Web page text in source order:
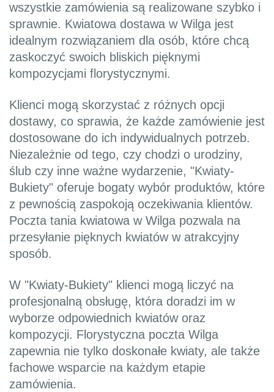
wszystkie zamówienia są realizowane szybko i
sprawnie. Kwiatowa dostawa w Wilga jest
idealnym rozwiązaniem dla osób, które chcą
zaskoczyć swoich bliskich pięknymi
kompozycjami florystycznymi.
Klienci mogą skorzystać z różnych opcji
dostawy, co sprawia, że każde zamówienie jest
dostosowane do ich indywidualnych potrzeb.
Niezależnie od tego, czy chodzi o urodziny,
ślub czy inne ważne wydarzenie, "Kwiaty-
Bukiety" oferuje bogaty wybór produktów, które
z pewnością zaspokoją oczekiwania klientów.
Poczta tania kwiatowa w Wilga pozwala na
przesyłanie pięknych kwiatów w atrakcyjny
sposób.
W "Kwiaty-Bukiety" klienci mogą liczyć na
profesjonalną obsługę, która doradzi im w
wyborze odpowiednich kwiatów oraz
kompozycji. Florystyczna poczta Wilga
zapewnia nie tylko doskonałe kwiaty, ale także
fachowe wsparcie na każdym etapie
zamówienia.